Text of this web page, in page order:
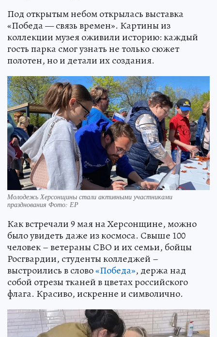
Под открытым небом открылась выставка
«Победа — связь времен». Картины из
коллекции музея оживили историю: каждый
гость парка смог узнать не только сюжет
полотен, но и детали их создания.
Молодежь Херсонщины стали активными участниками
празднования Фото: ЕР
Как встречали 9 мая на Херсонщине, можно
было увидеть даже из космоса. Свыше 100
человек – ветераны СВО и их семьи, бойцы
Росгвардии, студенты колледжей –
выстроились в слово«Победа», держа над
собой отрезы тканей в цветах российского
флага. Красиво, искренне и символично.